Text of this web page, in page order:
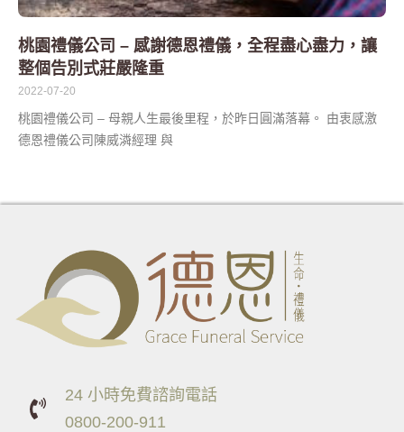
桃園禮儀公司 – 感謝德恩禮儀，全程盡心盡力，讓
整個告別式莊嚴隆重
2022-07-20
桃園禮儀公司 – 母親人生最後里程，於昨日圓滿落幕。 由衷感激
德恩禮儀公司陳威潾經理 與
24 小時免費諮詢電話
0800-200-911